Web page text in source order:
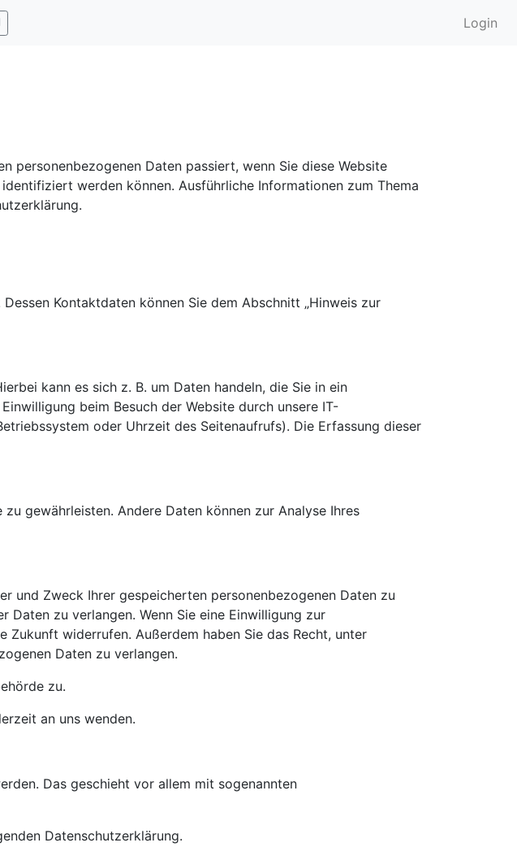
Login
personenbezogenen Daten passiert, wenn Sie diese Website
werden können. Ausführliche Informationen zum Thema
Kontaktdaten können Sie dem Abschnitt „Hinweis zur
kann es sich z. B. um Daten handeln, die Sie in ein
beim Besuch der Website durch unsere IT-
oder Uhrzeit des Seitenaufrufs). Die Erfassung dieser
gewährleisten. Andere Daten können zur Analyse Ihres
und Zweck Ihrer gespeicherten personenbezogenen Daten zu
Daten zu verlangen. Wenn Sie eine Einwilligung zur
widerrufen. Außerdem haben Sie das Recht, unter
Daten zu verlangen.
zu.
an uns wenden.
Das geschieht vor allem mit sogenannten
Datenschutzerklärung.